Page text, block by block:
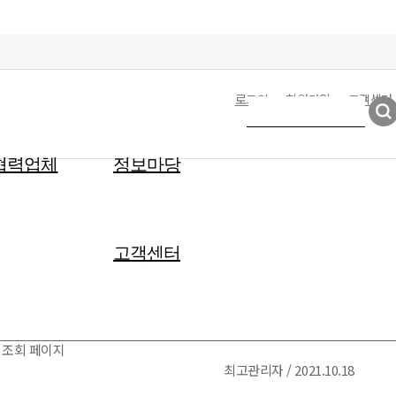
로그인 회원가입 고객센터
회 페이지
최고관리자 / 2021.10.18
력업체 정보마당
고객센터